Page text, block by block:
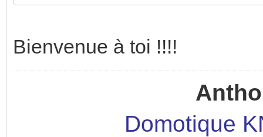
Bienvenue à toi !!!!
Domotique